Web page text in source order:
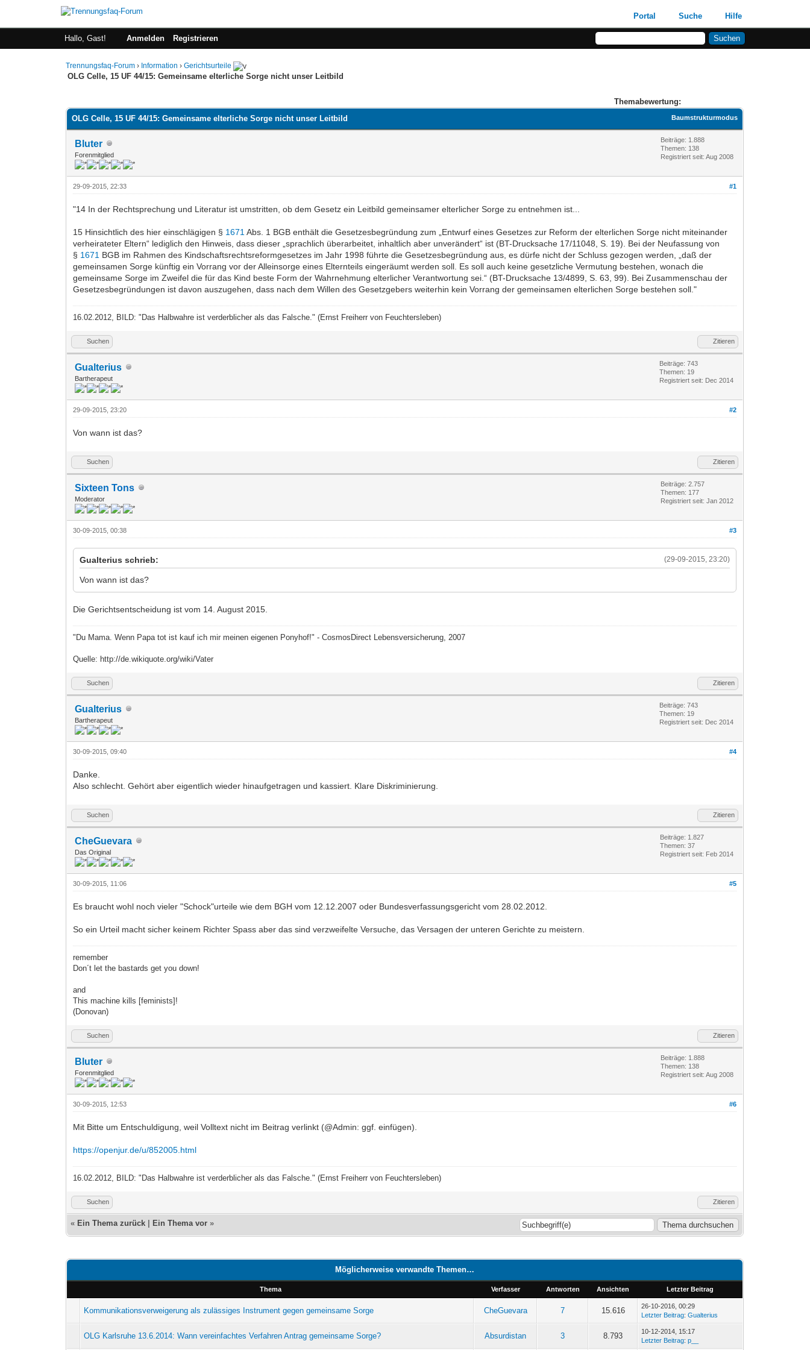
Portal Suche Hilfe
Hallo, Gast! Anmelden Registrieren
Trennungsfaq-Forum › Information ›Gerichtsurteile
OLG Celle, 15 UF 44/15: Gemeinsame elterliche Sorge nicht unser Leitbild
Themabewertung:
Baumstrukturmodus
OLG Celle, 15 UF 44/15: Gemeinsame elterliche Sorge nicht unser Leitbild
Bluter
Forenmitglied
Beiträge: 1.888
Themen: 138
Registriert seit: Aug 2008
#1
29-09-2015, 22:33
"14 In der Rechtsprechung und Literatur ist umstritten, ob dem Gesetz ein Leitbild gemeinsamer elterlicher Sorge zu entnehmen ist...
15 Hinsichtlich des hier einschlägigen § 1671 Abs. 1 BGB enthält die Gesetzesbegründung zum „Entwurf eines Gesetzes zur Reform der elterlichen Sorge nicht miteinander
verheirateter Eltern“ lediglich den Hinweis, dass dieser „sprachlich überarbeitet, inhaltlich aber unverändert“ ist (BT-Drucksache 17/11048, S. 19). Bei der Neufassung von
§ 1671 BGB im Rahmen des Kindschaftsrechtsreformgesetzes im Jahr 1998 führte die Gesetzesbegründung aus, es dürfe nicht der Schluss gezogen werden, „daß der
gemeinsamen Sorge künftig ein Vorrang vor der Alleinsorge eines Elternteils eingeräumt werden soll. Es soll auch keine gesetzliche Vermutung bestehen, wonach die
gemeinsame Sorge im Zweifel die für das Kind beste Form der Wahrnehmung elterlicher Verantwortung sei.“ (BT-Drucksache 13/4899, S. 63, 99). Bei Zusammenschau der
Gesetzesbegründungen ist davon auszugehen, dass nach dem Willen des Gesetzgebers weiterhin kein Vorrang der gemeinsamen elterlichen Sorge bestehen soll."
16.02.2012, BILD: "Das Halbwahre ist verderblicher als das Falsche." (Ernst Freiherr von Feuchtersleben)
Suchen Zitieren
Gualterius
Bartherapeut
Beiträge: 743
Themen: 19
Registriert seit: Dec 2014
#2
29-09-2015, 23:20
Von wann ist das?
Suchen Zitieren
Sixteen Tons
Moderator
Beiträge: 2.757
Themen: 177
Registriert seit: Jan 2012
#3
30-09-2015, 00:38
(29-09-2015, 23:20)
Gualterius schrieb:
Von wann ist das?
Die Gerichtsentscheidung ist vom 14. August 2015.
"Du Mama. Wenn Papa tot ist kauf ich mir meinen eigenen Ponyhof!" - CosmosDirect Lebensversicherung, 2007
Quelle: http://de.wikiquote.org/wiki/Vater
Suchen Zitieren
Gualterius
Bartherapeut
Beiträge: 743
Themen: 19
Registriert seit: Dec 2014
#4
30-09-2015, 09:40
Danke.
Also schlecht. Gehört aber eigentlich wieder hinaufgetragen und kassiert. Klare Diskriminierung.
Suchen Zitieren
CheGuevara
Das Original
Beiträge: 1.827
Themen: 37
Registriert seit: Feb 2014
#5
30-09-2015, 11:06
Es braucht wohl noch vieler "Schock"urteile wie dem BGH vom 12.12.2007 oder Bundesverfassungsgericht vom 28.02.2012.
So ein Urteil macht sicher keinem Richter Spass aber das sind verzweifelte Versuche, das Versagen der unteren Gerichte zu meistern.
remember
Don´t let the bastards get you down!
and
This machine kills [feminists]!
(Donovan)
Suchen Zitieren
Bluter
Forenmitglied
Beiträge: 1.888
Themen: 138
Registriert seit: Aug 2008
#6
30-09-2015, 12:53
Mit Bitte um Entschuldigung, weil Volltext nicht im Beitrag verlinkt (@Admin: ggf. einfügen).
https://openjur.de/u/852005.html
16.02.2012, BILD: "Das Halbwahre ist verderblicher als das Falsche." (Ernst Freiherr von Feuchtersleben)
Suchen Zitieren
« Ein Thema zurück Ein Thema vor »
Möglicherweise verwandte Themen…
Thema Verfasser Antworten Ansichten Letzter Beitrag
Kommunikationsverweigerung als zulässiges Instrument gegen gemeinsame Sorge CheGuevara 7 15.616
26-10-2016, 00:29
Letzter Beitrag:Gualterius
OLG Karlsruhe 13.6.2014: Wann vereinfachtes Verfahren Antrag gemeinsame Sorge? Absurdistan 3 8.793
10-12-2014, 15:17
Letzter Beitrag:p__